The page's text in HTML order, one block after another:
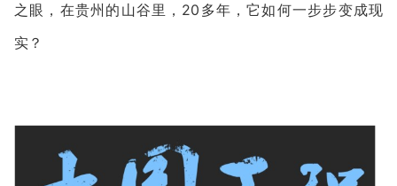
之眼，在贵州的山谷里，20多年，它如何一步步变成现
实？